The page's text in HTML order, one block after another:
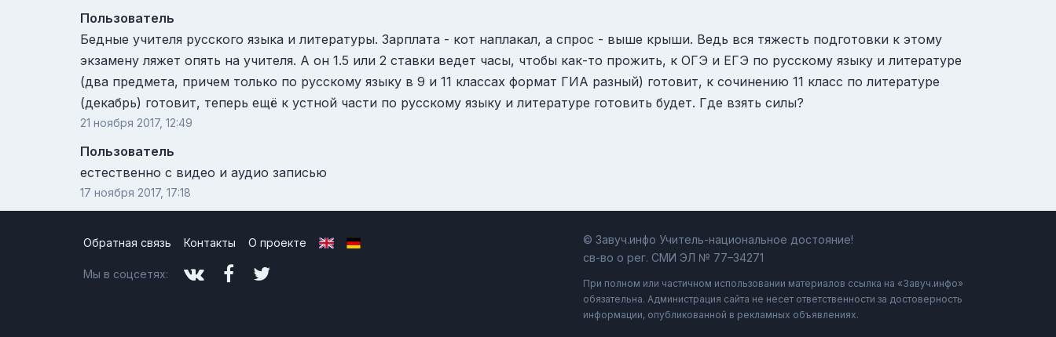
Пользователь
Бедные учителя русского языка и литературы. Зарплата - кот наплакал, а спрос - выше крыши. Ведь вся тяжесть подготовки к этому
экзамену ляжет опять на учителя. А он 1.5 или 2 ставки ведет часы, чтобы как-то прожить, к ОГЭ и ЕГЭ по русскому языку и литературе
(два предмета, причем только по русскому языку в 9 и 11 классах формат ГИА разный) готовит, к сочинению 11 класс по литературе
(декабрь) готовит, теперь ещё к устной части по русскому языку и литературе готовить будет. Где взять силы?
21 ноября 2017, 12:49
Пользователь
естественно с видео и аудио записью
17 ноября 2017, 17:18
Обратная связь Контакты О проекте
Мы в соцсетях:
© Завуч.инфо Учитель-национальное достояние!
св-во о рег. СМИ ЭЛ № 77–34271
При полном или частичном использовании материалов ссылка на «Завуч.инфо»
обязательна. Администрация сайта не несет ответственности за достоверность
информации, опубликованной в рекламных объявлениях.